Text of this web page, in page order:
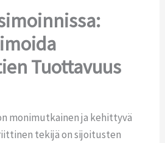
Tuottavuus
monimutkainen ja kehittyvä
tekijä on sijoitusten